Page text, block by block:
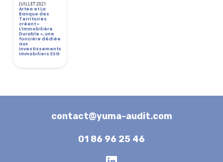
JUILLET 2021
Artea et La
Banque des
Territoires
créent «
L’Immobilière
Durable », une
foncière dédiée
aux
investissements
immobiliers ESG
01 86 96 25 46
contact@yuma-audit.com